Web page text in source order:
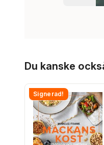
Du kanske
Signerad!